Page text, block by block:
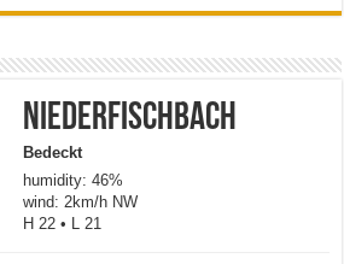
Niederfischbach
Bedeckt
humidity: 46%
wind: 2km/h NW
H 22 • L 21